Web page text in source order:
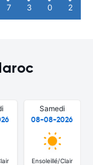
7 3 0 2
Samedi
08-08-2026
Ensoleillé/Clair